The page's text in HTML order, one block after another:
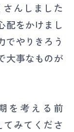
んしました
配をかけまし
でやりきろう
大事なものが
を考える前
みてくださ